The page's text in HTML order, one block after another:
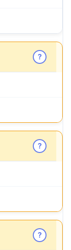
?
?
?